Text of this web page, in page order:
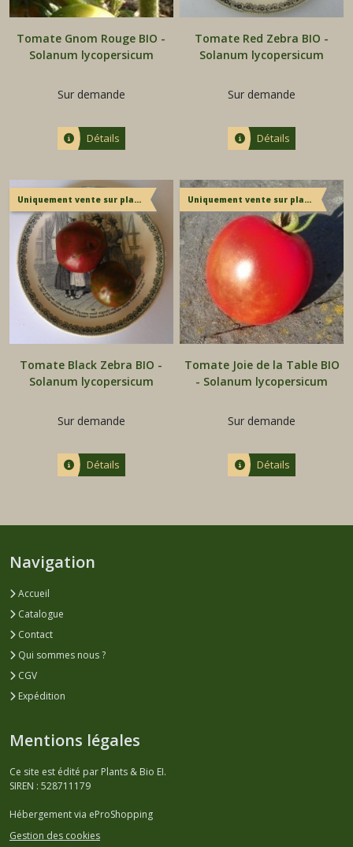
Tomate Gnom Rouge BIO -
Solanum lycopersicum
Sur demande
Détails
Tomate Red Zebra BIO -
Solanum lycopersicum
Sur demande
Détails
Uniquement vente sur place
Tomate Black Zebra BIO -
Solanum lycopersicum
Sur demande
Détails
Uniquement vente sur place
Tomate Joie de la Table BIO
- Solanum lycopersicum
Sur demande
Détails
Navigation
Accueil
Catalogue
Contact
Qui sommes nous ?
CGV
Expédition
Mentions légales
Ce site est édité par Plants & Bio EI.
SIREN : 528711179
Hébergement via eProShopping
Gestion des cookies